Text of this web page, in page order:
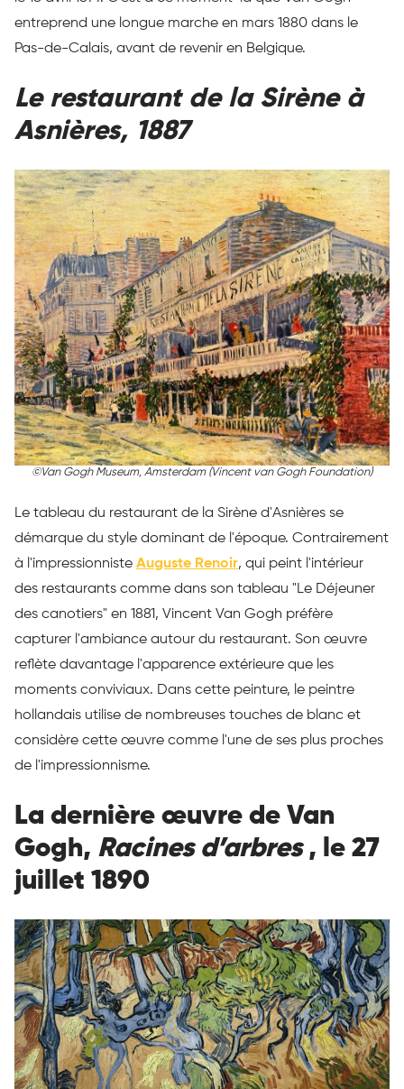
entreprend une longue marche en mars 1880 dans le
Pas-de-Calais, avant de revenir en Belgique.
Le restaurant de la Sirène à
Asnières, 1887
©Van Gogh Museum, Amsterdam (Vincent van Gogh Foundation)
Le tableau du restaurant de la Sirène d'Asnières se
démarque du style dominant de l'époque. Contrairement
à l'impressionniste Auguste Renoir, qui peint l'intérieur
des restaurants comme dans son tableau "Le Déjeuner
des canotiers" en 1881, Vincent Van Gogh préfère
capturer l'ambiance autour du restaurant. Son œuvre
reflète davantage l'apparence extérieure que les
moments conviviaux. Dans cette peinture, le peintre
hollandais utilise de nombreuses touches de blanc et
considère cette œuvre comme l'une de ses plus proches
de l'impressionnisme.
La dernière œuvre de Van
Gogh, Racines d’arbres, le 27
juillet 1890